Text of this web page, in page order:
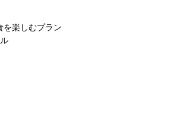
を楽しむプラン